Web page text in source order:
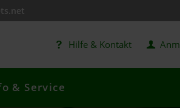
Hilfe & Kontakt
& Service